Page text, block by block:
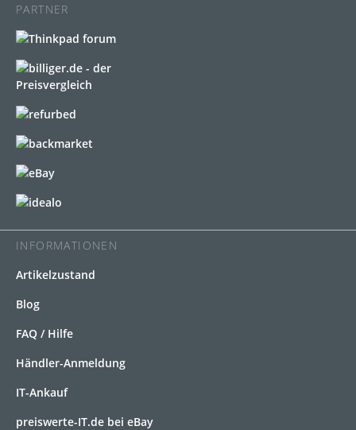
PARTNER
INFORMATIONEN
Artikelzustand
Blog
FAQ / Hilfe
Händler-Anmeldung
IT-Ankauf
preiswerte-IT.de bei eBay